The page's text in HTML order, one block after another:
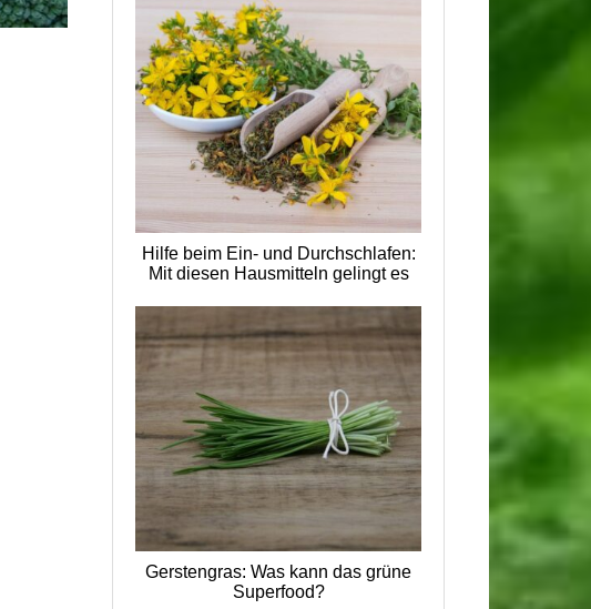
Hilfe beim Ein- und Durchschlafen:
Mit diesen Hausmitteln gelingt es
Gerstengras: Was kann das grüne
Superfood?